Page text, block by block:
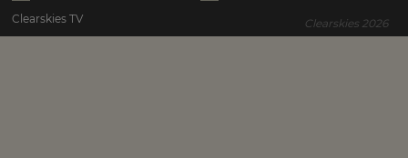
Clearskies TV
Clearskies 2026